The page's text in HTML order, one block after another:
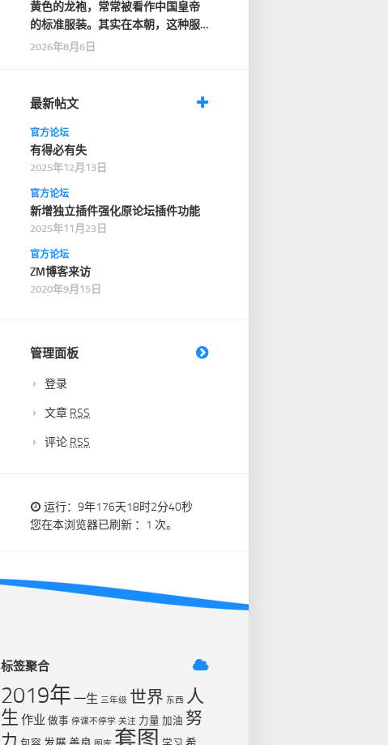
黄色的龙袍，常常被看作中国皇帝
的标准服装。其实在本朝，这种服
装只在一般性的仪式…
2026年8月6日
最新帖文
官方论坛
有得必有失
2025年12月13日
官方论坛
新增独立插件强化原论坛插件功能
2025年11月23日
官方论坛
ZM博客来访
2020年9月15日
管理面板
登录
文章 RSS
评论 RSS
运行：9年176天18时2分40秒
您在本浏览器已刷新 ：1 次。
标签聚合
2019年 一生 三年级 世界 东西 人
生 作业 做事 停课不停学 关注 力量 加油 努
力
套图